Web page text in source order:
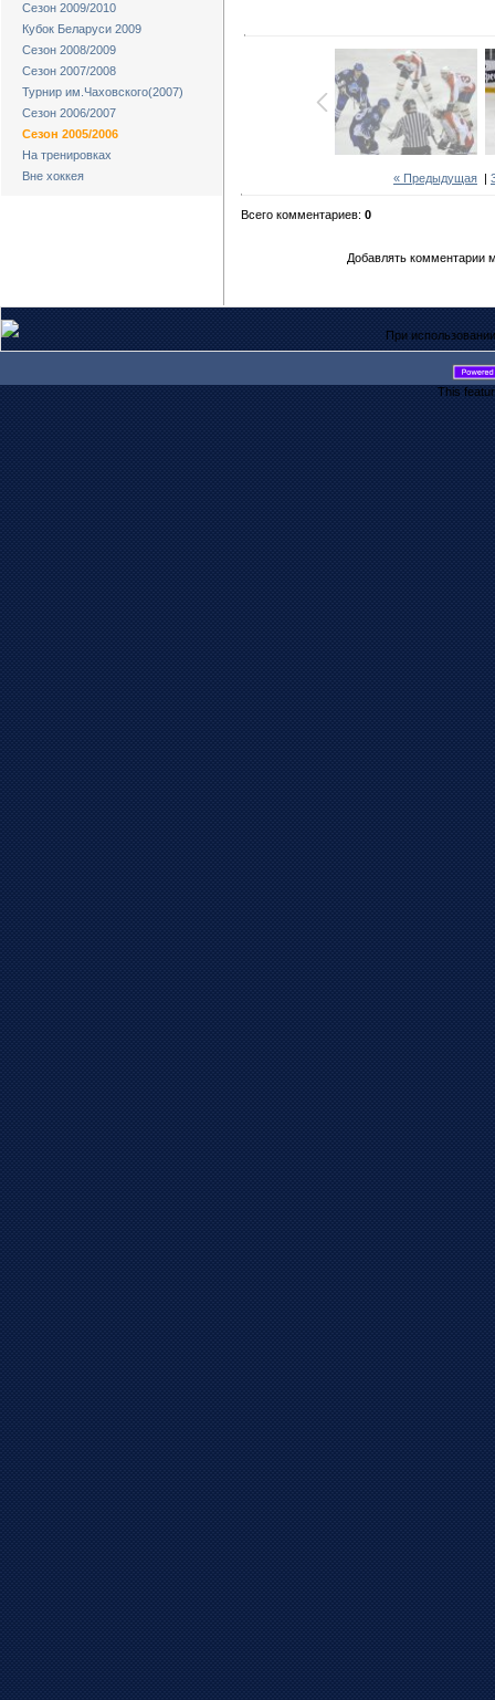
Сезон 2009/2010
Кубок Беларуси 2009
Сезон 2008/2009
Сезон 2007/2008
Турнир им.Чаховского(2007)
Сезон 2006/2007
Сезон 2005/2006
На тренировках
Вне хоккея
« Предыдущая |
Всего комментариев: 0
Добавлять комментарии
При
This